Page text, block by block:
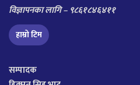
विज्ञापनका लागि – ९८६१८४६४११
हाम्रो टिम
सम्पादक